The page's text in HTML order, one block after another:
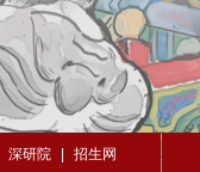
深研院 招生网